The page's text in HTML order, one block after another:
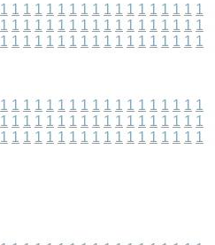
1 1 1 1 1 1 1 1 1 1 1 1 1 1 1 1 1 1
1 1 1 1 1 1 1 1 1 1 1 1 1 1 1 1 1 1
1 1 1 1 1 1 1 1 1 1 1 1 1 1 1 1 1 1
1 1 1 1 1 1 1 1 1 1 1 1 1 1 1 1 1 1
1 1 1 1 1 1 1 1 1 1 1 1 1 1 1 1 1 1
1 1 1 1 1 1 1 1 1 1 1 1 1 1 1 1 1 1